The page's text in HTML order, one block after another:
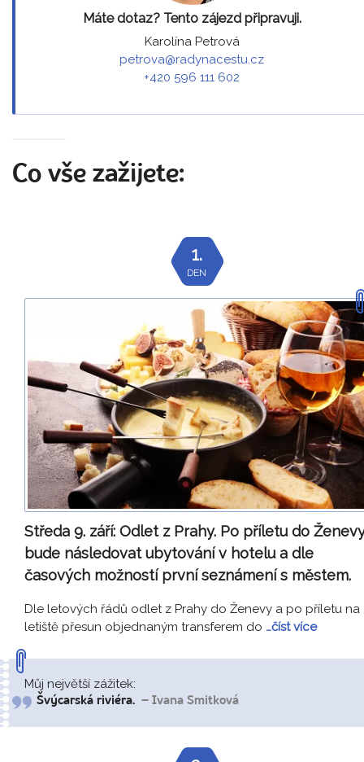
Máte dotaz? Tento zájezd připravuji.
Karolína Petrová
petrova@radynacestu.cz
+420 596 111 602
Co vše zažijete:
1.
DEN
Středa 9. září: Odlet z Prahy. Po příletu do
bude následovat ubytování v hotelu a dle
časových možností první seznámení s městem.
Dle letových řádů odlet z Prahy do Ženevy a po příletu na
letiště přesun objednaným transferem do …číst více
Můj největší zážitek:
Švýcarská riviéra. – Ivana Smitková